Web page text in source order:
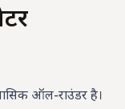
ऑल-राउंडर है।